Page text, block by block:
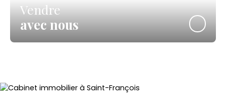
Vendre
avec nous